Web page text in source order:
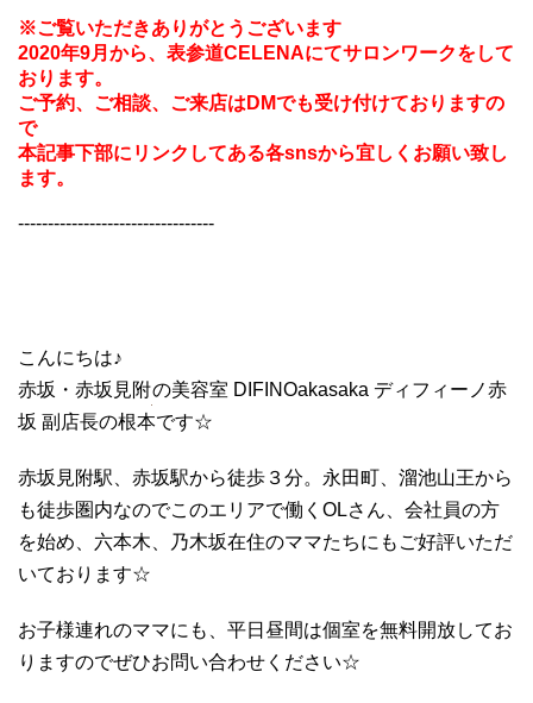
※ご覧いただきありがとうございます
2020年9月から、表参道CELENAにてサロンワークをして
おります。
ご予約、ご相談、ご来店はDMでも受け付けておりますの
で
本記事下部にリンクしてある各snsから宜しくお願い致し
ます。
---------------------------------
こんにちは♪
赤坂・赤坂見附の美容室 DIFINOakasaka ディフィーノ赤
坂 副店長の根本です☆
赤坂見附駅、赤坂駅から徒歩３分。永田町、溜池山王から
も徒歩圏内なのでこのエリアで働くOLさん、会社員の方
を始め、六本木、乃木坂在住のママたちにもご好評いただ
いております☆
お子様連れのママにも、平日昼間は個室を無料開放してお
りますのでぜひお問い合わせください☆